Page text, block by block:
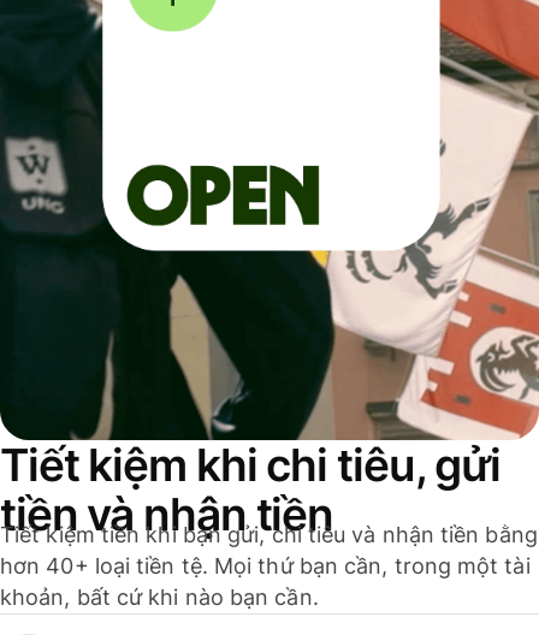
Tiết kiệm khi chi tiêu, gửi
tiền và nhận tiền
Tiết kiệm tiền khi bạn gửi, chi tiêu và nhận tiền bằng
hơn 40+ loại tiền tệ. Mọi thứ bạn cần, trong một tài
khoản, bất cứ khi nào bạn cần.